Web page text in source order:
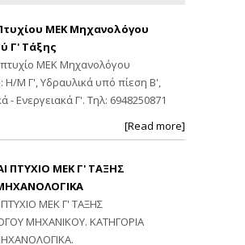
ΜΕΚ Μηχανολόγου
Γ' Τάξης
πτυχίο ΜΕΚ Μηχανολόγου
Η/Μ Γ', Υδραυλικά υπό πίεση Β',
- Ενεργειακά Γ'. Τηλ: 6948250871
[Read more]
ΠΤΥΧΙΟ ΜΕΚ Γ' ΤΑΞΗΣ
ΠΤΥΧΙΟ ΜΕΚ Γ' ΤΑΞΗΣ
ΜΗΧΑΝΙΚΟΥ. ΚΑΤΗΓΟΡΙΑ